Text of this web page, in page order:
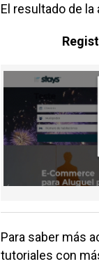
El resultado de
Para saber más
tutoriales con